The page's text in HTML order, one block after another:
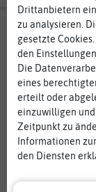
-20%
Drittanbietern
zu analysieren.
gesetzte
den
Die
eines
erteilt oder
einzuwilligen
Zeitpunkt zu
Informationen
den Diensten